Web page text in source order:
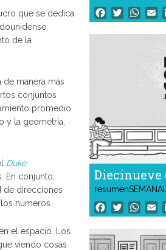
que se dedica
de la
de manera más
conjuntos
promedio
y la geometría,
Duke
En conjunto,
de direcciones
números.
el espacio. Los
viendo cosas
funcionamiento
con 66
modernizar la
Académica,
Facebook
Twitter
Diecinueve
Facebook
Twitter